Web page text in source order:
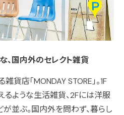
、国内外のセレクト雑貨
貨店「MONDAY STORE」。1F
るような生活雑貨、2Fには洋服
並ぶ。国内外を問わず、暮らし